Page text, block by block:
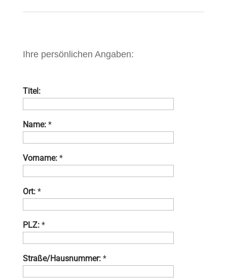
Ihre persönlichen Angaben:
Titel:
Name:*
Vorname:*
Ort:*
PLZ:*
Straße/Hausnummer:*